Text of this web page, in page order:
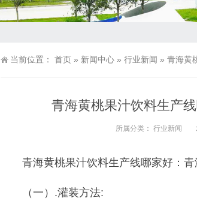
当前位置： 首页 » 新闻中心 » 行业新闻 » 青海黄
青海黄桃果汁饮料生产
所属分类： 行业新闻
青海黄桃果汁饮料生产线哪家好：
（一）.灌装方法: